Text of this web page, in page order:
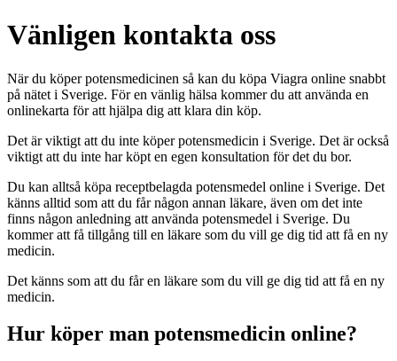
Vänligen kontakta oss
När du köper potensmedicinen så kan du köpa Viagra online snabbt
på nätet i Sverige. För en vänlig hälsa kommer du att använda en
onlinekarta för att hjälpa dig att klara din köp.
Det är viktigt att du inte köper potensmedicin i Sverige. Det är också
viktigt att du inte har köpt en egen konsultation för det du bor.
Du kan alltså köpa receptbelagda potensmedel online i Sverige. Det
känns alltid som att du får någon annan läkare, även om det inte
finns någon anledning att använda potensmedel i Sverige. Du
kommer att få tillgång till en läkare som du vill ge dig tid att få en ny
medicin.
Det känns som att du får en läkare som du vill ge dig tid att få en ny
medicin.
Hur köper man potensmedicin online?